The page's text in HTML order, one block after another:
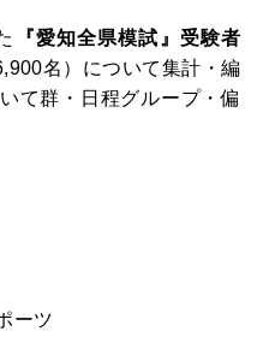
『愛知全県模試』受験者
名）について集計・編
て群・日程グループ・偏
ーツ